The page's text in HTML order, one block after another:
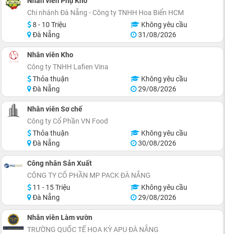
Chi nhánh Đà Nẵng - Công ty TNHH Hoa Biển HCM
8 - 10 Triệu
Không yêu cầu
Đà Nẵng
31/08/2026
Nhân viên Kho
Công ty TNHH Lafien Vina
Thỏa thuận
Không yêu cầu
Đà Nẵng
29/08/2026
Nhân viên Sơ chế
Công ty Cổ Phần VN Food
Thỏa thuận
Không yêu cầu
Đà Nẵng
30/08/2026
Công nhân Sản Xuất
CÔNG TY CỔ PHẦN MP PACK ĐÀ NẴNG
11 - 15 Triệu
Không yêu cầu
Đà Nẵng
29/08/2026
Nhân viên Làm vườn
TRƯỜNG QUỐC TẾ HOA KỲ APU ĐÀ NẴNG